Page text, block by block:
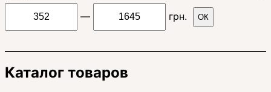
—
грн. ОК
Каталог товаров